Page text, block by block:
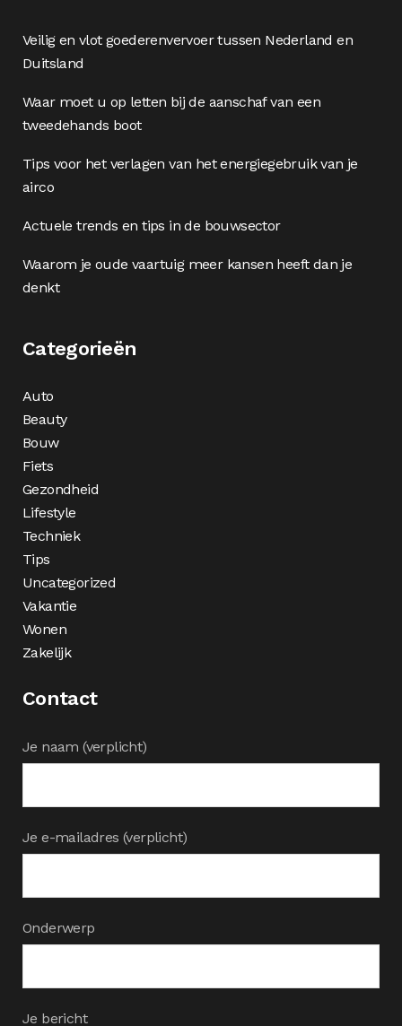
Veilig en vlot goederenvervoer tussen Nederland en
Duitsland
Waar moet u op letten bij de aanschaf van een
tweedehands boot
Tips voor het verlagen van het energiegebruik van je
airco
Actuele trends en tips in de bouwsector
Waarom je oude vaartuig meer kansen heeft dan je
denkt
Categorieën
Auto
Beauty
Bouw
Fiets
Gezondheid
Lifestyle
Techniek
Tips
Uncategorized
Vakantie
Wonen
Zakelijk
Contact
Je naam (verplicht)
Je e-mailadres (verplicht)
Onderwerp
Je bericht